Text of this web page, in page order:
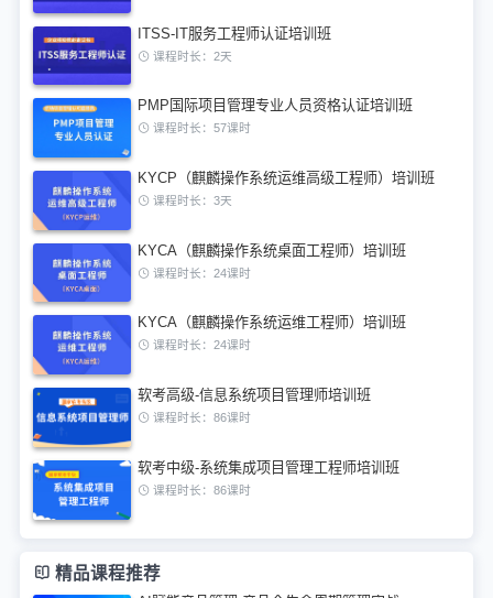
ITSS-IT服务工程师认证培训班
课程时长：2天
PMP国际项目管理专业人员资格认证培训班
课程时长：57课时
KYCP（麒麟操作系统运维高级工程师）培训班
课程时长：3天
KYCA（麒麟操作系统桌面工程师）培训班
课程时长：24课时
KYCA（麒麟操作系统运维工程师）培训班
课程时长：24课时
软考高级-信息系统项目管理师培训班
课程时长：86课时
软考中级-系统集成项目管理工程师培训班
课程时长：86课时
精品课程推荐